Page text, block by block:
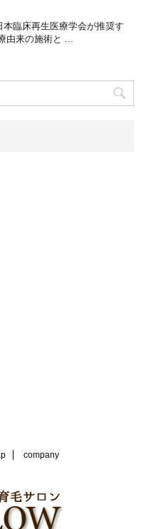
臨床再生医療学会が推奨す
由来の施術と ...
company